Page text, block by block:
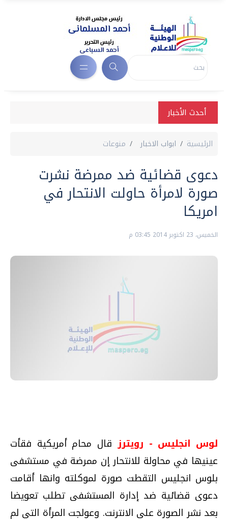
أحدث الأخبار
الرئيسية ابواب الاخبار منوعات
دعوى قضائية ضد ممرضة نشرت
صورة لامرأة حاولت الانتحار في
امريكا
الخميس، 23 اكتوبر 2014 03:45 م
لوس انجليس - رويترزقال محام أمريكية فقأت
عينيها في محاولة للانتحار إن ممرضة في مستشفى
بلوس انجليس التقطت صورة لموكلته وانها أقامت
دعوى قضائية ضد إدارة المستشفى تطلب تعويضا
بعد نشر الصورة على الانترنت. وعولجت المرأة التي لم